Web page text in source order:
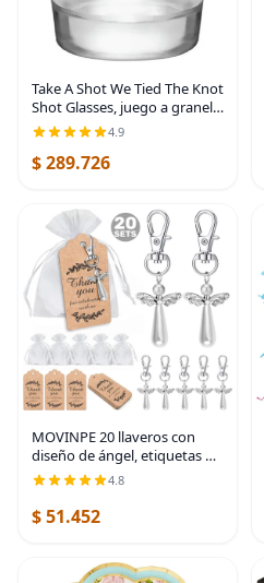
Take A Shot We Tied The Knot
Shot Glasses, juego a granel
de vasos de chupito de boda
de 1.75 onzas, regalo
perfecto de boda, vasos de
4.9
$ 289.726
MOVINPE 20 llaveros con
diseño de ángel, etiquetas de
agradecimiento, regalos de
devolución de invitados para
baby shower, despedida de
soltera,
4.8
$ 51.452